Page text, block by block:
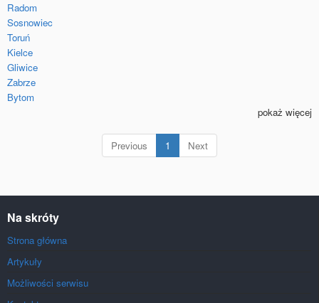
Radom
Sosnowiec
Toruń
Kielce
Gliwice
Zabrze
Bytom
pokaż więcej
Previous 1 (current)
Next
Na skróty
Strona główna
Artykuły
Możliwości serwisu